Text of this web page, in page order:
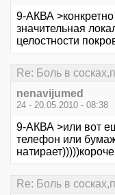
9-АКВА
значительная
целостности
Re: Боль в
nenavijumed
24 - 20.05.2010 - 08:38
9-АКВА >или вот
телефон или
Re: Боль в